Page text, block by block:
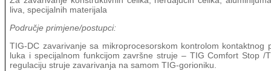
liva, specijalnih materijala
Područje primjene/postupci:
TIG-DC zavarivanje sa mikroprocesorskom kontrolom kontaktnog
luka i specijalnom funkcijom završne struje – TIG Comfort Stop /
regulaciju struje zavarivanja na samom TIG-gorioniku.